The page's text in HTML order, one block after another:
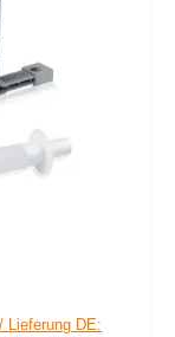
Lieferung DE: